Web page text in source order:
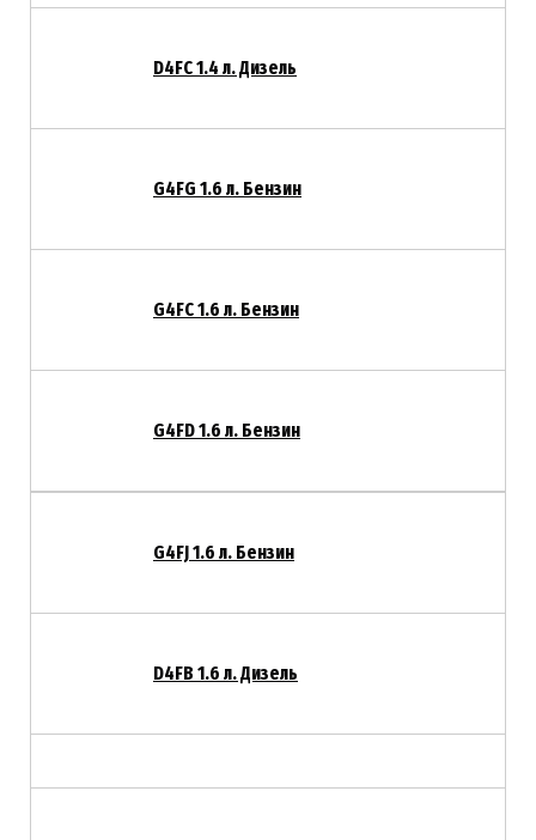
D4FC 1.4 л. Дизель
G4FG 1.6 л. Бензин
G4FC 1.6 л. Бензин
G4FD 1.6 л. Бензин
G4FJ 1.6 л. Бензин
D4FB 1.6 л. Дизель